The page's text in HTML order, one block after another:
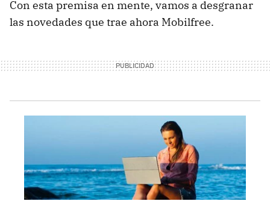
Con esta premisa en mente, vamos a desgranar
las novedades que trae ahora Mobilfree.